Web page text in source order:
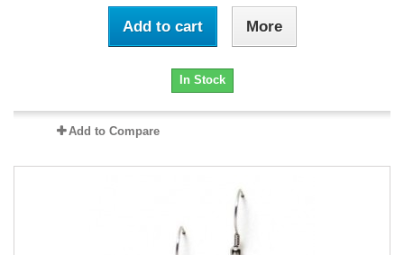
Add to cart More
In Stock
Add to Compare